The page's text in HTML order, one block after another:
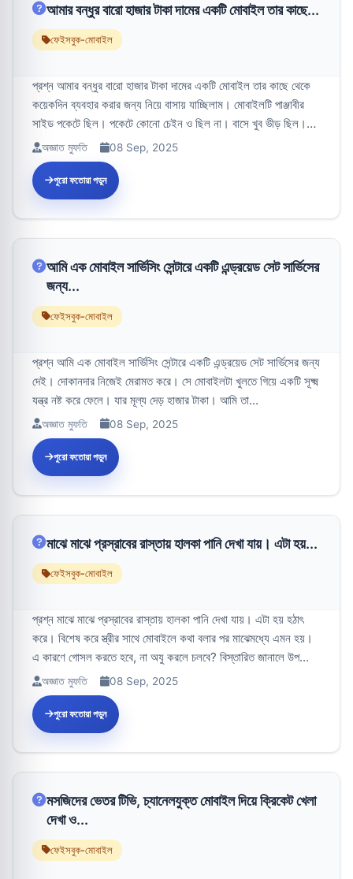
আমার বন্ধুর বারো হাজার টাকা দামের একটি মোবাইল তার কাছে...
ফেইসবুক-মোবাইল
প্রশ্ন আমার বন্ধুর বারো হাজার টাকা দামের একটি মোবাইল তার কাছে থেকে
কয়েকদিন ব্যবহার করার জন্য নিয়ে বাসায় যাচ্ছিলাম। মোবাইলটি পাঞ্জাবীর
সাইড পকেটে ছিল। পকেটে কোনো চেইন ও ছিল না। বাসে খুব ভীড় ছিল।
বাস থ...
অজ্ঞাত মুফতি 08 Sep, 2025
পুরো ফতোয়া পড়ুন
আমি এক মোবাইল সার্ভিসিং সেন্টারে একটি এন্ড্রয়েড সেট সার্ভিসের
জন্য...
ফেইসবুক-মোবাইল
প্রশ্ন আমি এক মোবাইল সার্ভিসিং সেন্টারে একটি এন্ড্রয়েড সেট সার্ভিসের জন্য
দেই। দোকানদার নিজেই মেরামত করে। সে মোবাইলটা খুলতে গিয়ে একটি সূক্ষ্ম
যন্ত্র নষ্ট করে ফেলে। যার মূল্য দেড় হাজার টাকা। আমি তা...
অজ্ঞাত মুফতি 08 Sep, 2025
পুরো ফতোয়া পড়ুন
মাঝে মাঝে প্রস্রাবের রাস্তায় হালকা পানি দেখা যায়। এটা হয়...
ফেইসবুক-মোবাইল
প্রশ্ন মাঝে মাঝে প্রস্রাবের রাস্তায় হালকা পানি দেখা যায়। এটা হয় হঠাৎ
করে। বিশেষ করে স্ত্রীর সাথে মোবাইলে কথা বলার পর মাঝেমধ্যে এমন হয়।
এ কারণে গোসল করতে হবে, না অযু করলে চলবে? বিস্তারিত জানালে উপ...
অজ্ঞাত মুফতি 08 Sep, 2025
পুরো ফতোয়া পড়ুন
মসজিদের ভেতর টিভি, চ্যানেলযুক্ত মোবাইল দিয়ে ক্রিকেট খেলা
দেখা ও...
ফেইসবুক-মোবাইল